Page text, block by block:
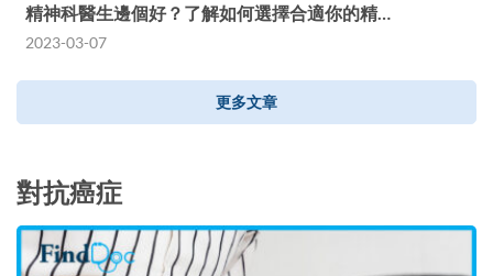
精神科醫生邊個好？了解如何選擇合適你的精…
2023-03-07
更多文章
對抗癌症